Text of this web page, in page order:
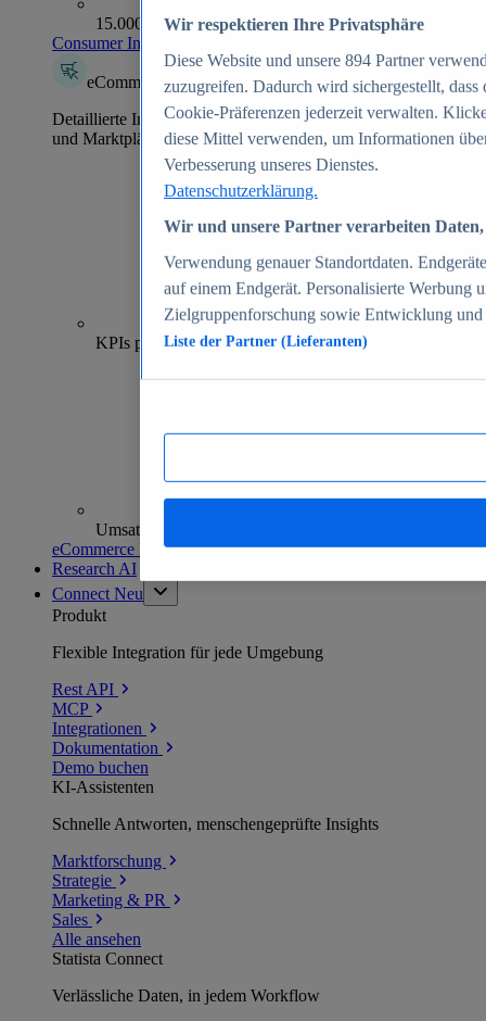
15.000+ Marken
Consumer Insights entdecken
eCommerce Insights
Detaillierte Informationen zu mehr als 39.000 Online-Shops
und Marktplätzen
70+
KPIs pro Shop
Umsatzanalysen und -prognosen
eCommerce Insights entdecken
Research AI
Connect Neu
Produkt
Flexible Integration für jede Umgebung
Rest API
MCP
Integrationen
Dokumentation
Demo buchen
KI-Assistenten
Schnelle Antworten, menschengeprüfte Insights
Marktforschung
Strategie
Marketing & PR
Sales
Alle ansehen
Statista Connect
Verlässliche Daten, in jedem Workflow
Wir respektieren Ihre Privatsphäre
Diese Website und unsere 894 Partner
zuzugreifen. Dadurch wird sichergestellt,
Cookie-Präferenzen jederzeit verwalten.
diese Mittel verwenden, um Informationen
Verbesserung unseres Dienstes.
Datenschutzerklärung.
Wir und unsere Partner verarbeiten
Verwendung genauer Standortdaten.
auf einem Endgerät. Personalisierte Werbung
Zielgruppenforschung sowie Entwicklung
Liste der Partner (Lieferanten)